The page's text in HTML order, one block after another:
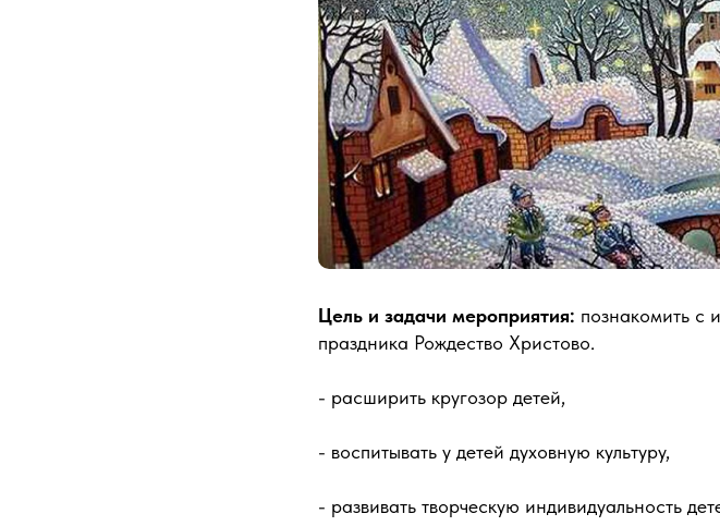
Цель и задачи мероприятия: познакомить с
праздника Рождество Христово.
- расширить кругозор детей,
- воспитывать у детей духовную культуру,
- развивать творческую индивидуальность